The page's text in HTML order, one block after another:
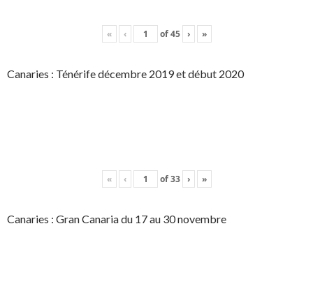
« ‹ of45 › »
Canaries : Ténérife décembre 2019 et début 2020
« ‹ of33 › »
Canaries : Gran Canaria du 17 au 30 novembre